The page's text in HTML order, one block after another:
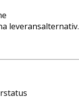
leveransalternativ.